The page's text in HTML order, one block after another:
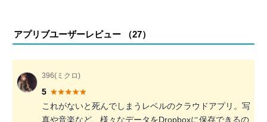
アプリブユーザーレビュー （27）
396(ミクロ)
5
これがないと死んでしまうレベルのクラウドアプリ。写
真や音楽など、様々なデータをDropboxに保存できるの